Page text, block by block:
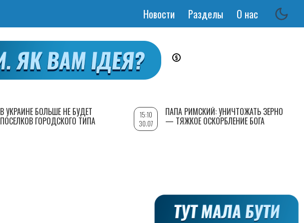
Основная
Новости Разделы О нас
В УКРАИНЕ БОЛЬШЕ НЕ БУДЕТ
ПОСЕЛКОВ ГОРОДСКОГО ТИПА
15:10
30.07
ПАПА РИМСКИЙ: УНИЧТОЖАТЬ ЗЕРНО
— ТЯЖКОЕ ОСКОРБЛЕНИЕ БОГА